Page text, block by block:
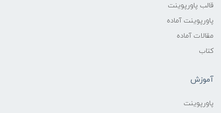
قالب پاورپوینت
پاورپوینت آماده
مقالات آماده
کتاب
آموزش
پاورپوینت